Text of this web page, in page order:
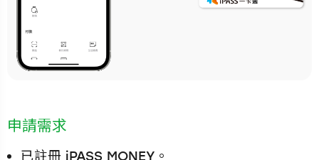
申請需求
已註冊 iPASS MONEY。